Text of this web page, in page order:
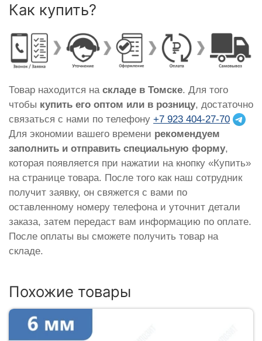
Как купить?
Товар находится на складе в Томске. Для того
чтобы купить его оптом или в розницу, достаточно
связаться с нами по телефону +7 923 404-27-70
Для экономии вашего времени рекомендуем
заполнить и отправить специальную форму,
которая появляется при нажатии на кнопку «Купить»
на странице товара. После того как наш сотрудник
получит заявку, он свяжется с вами по
оставленному номеру телефона и уточнит детали
заказа, затем передаст вам информацию по оплате.
После оплаты вы сможете получить товар на
складе.
Похожие товары